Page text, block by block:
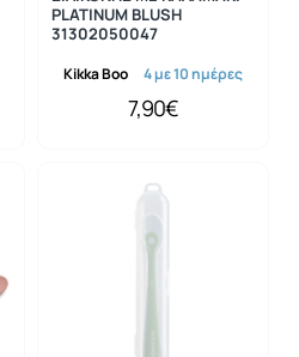
Kikka Boo 4 με 10 ημέρες
PLATINUM BLUSH
31302050047
7,90€